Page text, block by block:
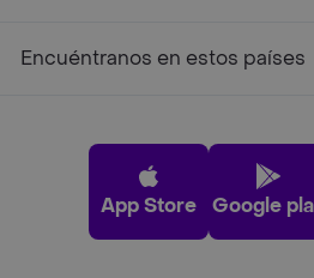
Encuéntranos en estos países
App Store Google